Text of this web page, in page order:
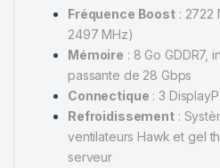
Fréquence Boost: 2722
2497 MHz)
Mémoire : 8 Go GDDR7,
passante de 28 Gbps
Connectique :3
Refroidissement:
ventilateurs Hawk et gel
serveur